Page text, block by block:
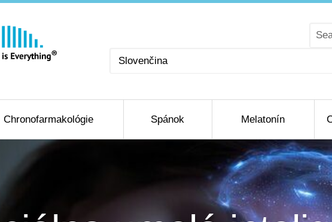
Vyberte
Chronofarmakológie Spánok Melatonín